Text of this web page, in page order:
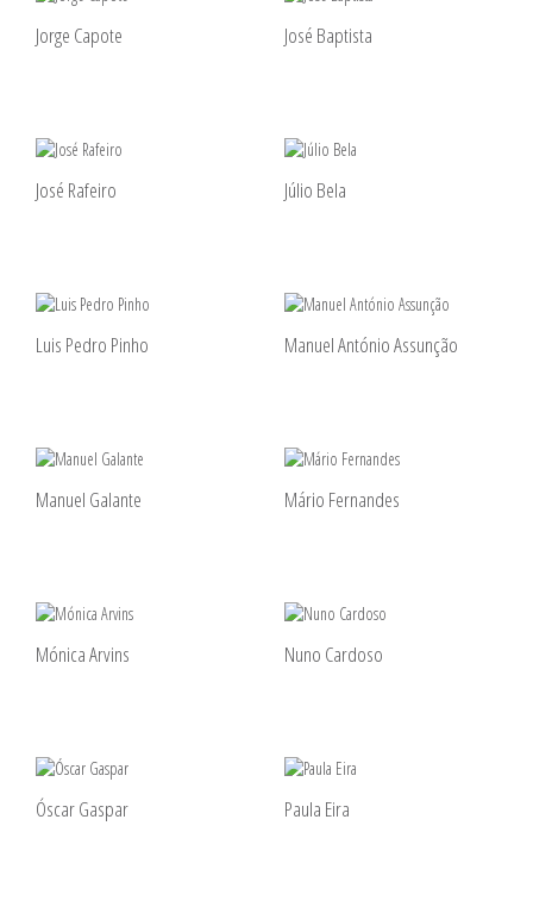
Jorge Capote José Baptista
José Rafeiro Júlio Bela
Luis Pedro Pinho Manuel António Assunção
Manuel Galante Mário Fernandes
Mónica Arvins Nuno Cardoso
Óscar Gaspar Paula Eira